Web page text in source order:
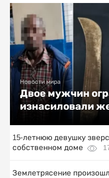
Новости мира
Двое мужчин
изнасиловали
15-летнюю девушку
собственном доме
Землетрясение